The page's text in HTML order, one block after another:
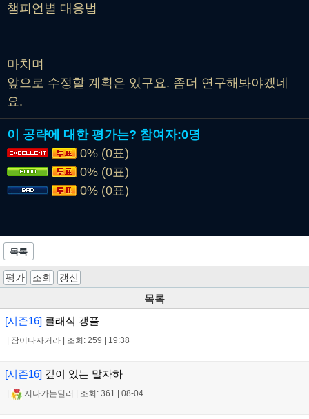
챔피언별 대응법
마치며
앞으로 수정할 계획은 있구요. 좀더 연구해봐야겠네
요.
이 공략에 대한 평가는? 참여자:0명
0% (0표)
0% (0표)
0% (0표)
목록
평가 조회 갱신
목록
[시즌16] 클래식 갱플
잠이나자거라 조회: 259 19:38
[시즌16] 깊이 있는 말자하
지나가는딜러 조회: 361 08-04